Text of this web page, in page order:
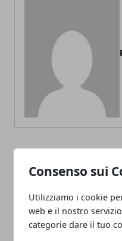
Consenso sui
Utilizziamo i cookie
web e il nostro
categorie dare il tuo
ARTICOLI CORRELATI